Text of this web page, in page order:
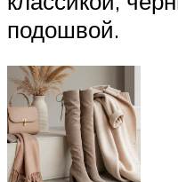
подошвой.